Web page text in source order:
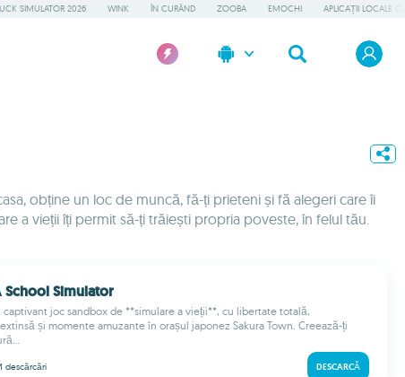
SIMULATOR 2026 WINK ÎN CURÂND ZOOBA EMOCHI APLICAȚII LOCALE
obține un loc de muncă, fă-ți prieteni și fă alegeri care îi
a vieții îți permit să-ți trăiești propria poveste, în felul tău.
School Simulator
captivant joc sandbox de **simulare a vieții**, cu libertate totală,
și momente amuzante în orașul japonez Sakura Town. Creează-ți
descărcări DESCARCĂ